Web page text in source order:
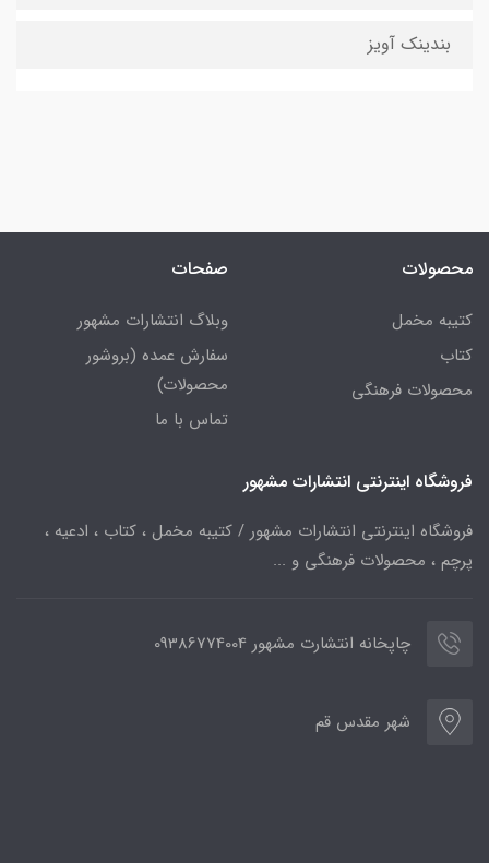
بندینک آویز
محصولات
کتیبه مخمل
کتاب
محصولات فرهنگی
صفحات
وبلاگ انتشارات مشهور
سفارش عمده (بروشور
محصولات)
تماس با ما
فروشگاه اینترنتی انتشارات مشهور
فروشگاه اینترنتی انتشارات مشهور / کتیبه مخمل ، کتاب ، ادعیه ،
پرچم ، محصولات فرهنگی و ...
چاپخانه انتشارت مشهور 09386774004
شهر مقدس قم